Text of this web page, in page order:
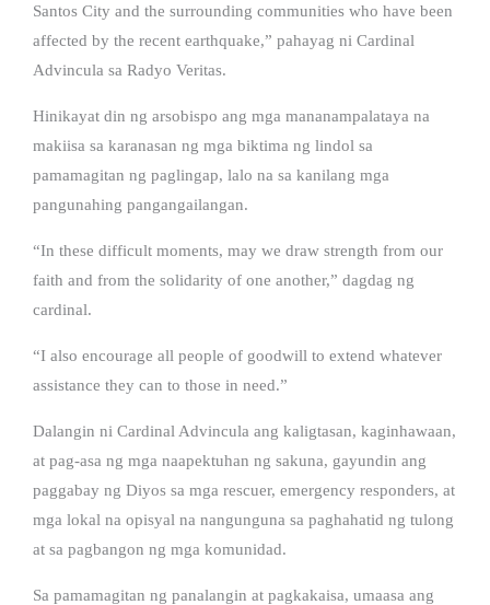
Santos City and the surrounding communities who have been
affected by the recent earthquake,” pahayag ni Cardinal
Advincula sa Radyo Veritas.
Hinikayat din ng arsobispo ang mga mananampalataya na
makiisa sa karanasan ng mga biktima ng lindol sa
pamamagitan ng paglingap, lalo na sa kanilang mga
pangunahing pangangailangan.
“In these difficult moments, may we draw strength from our
faith and from the solidarity of one another,” dagdag ng
cardinal.
“I also encourage all people of goodwill to extend whatever
assistance they can to those in need.”
Dalangin ni Cardinal Advincula ang kaligtasan, kaginhawaan,
at pag-asa ng mga naapektuhan ng sakuna, gayundin ang
paggabay ng Diyos sa mga rescuer, emergency responders, at
mga lokal na opisyal na nangunguna sa paghahatid ng tulong
at sa pagbangon ng mga komunidad.
Sa pamamagitan ng panalangin at pagkakaisa, umaasa ang